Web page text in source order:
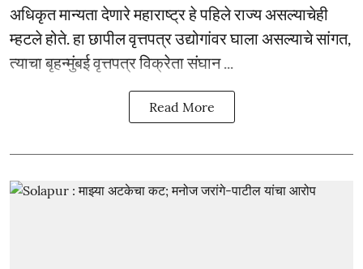
अधिकृत मान्यता देणारे महाराष्ट्र हे पहिले राज्य असल्याचेही
म्हटले होते. हा छापील वृत्तपत्र उद्योगांवर घाला असल्याचे सांगत,
त्याचा बृहन्मुंबई वृत्तपत्र विक्रेता संघान ...
Read More